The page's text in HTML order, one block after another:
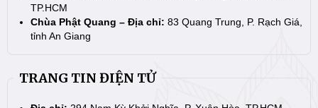
TP.HCM
Chùa Phật Quang – Địa chỉ: 83 Quang Trung, P. Rạch Giá,
tỉnh An Giang
TRANG TIN ĐIỆN TỬ